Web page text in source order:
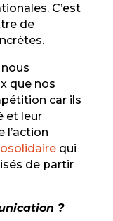
C’est
de
que nos
car ils
et leur
l’action
qui
de partir
?